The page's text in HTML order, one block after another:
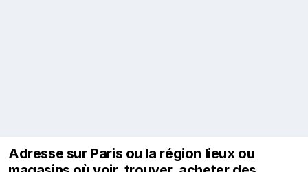
Adresse sur Paris ou la région lieux ou